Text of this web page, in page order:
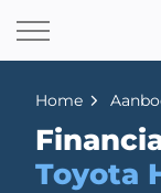
Home
Toyota